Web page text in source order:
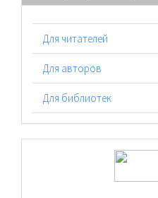
Для читателей
Для авторов
Для библиотек